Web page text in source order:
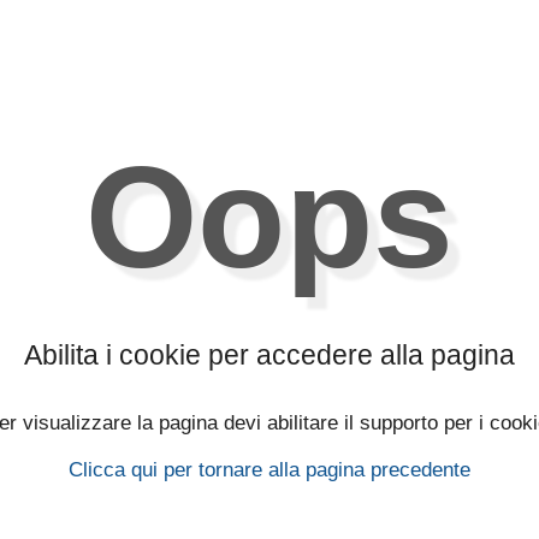
Oops
Abilita i cookie per accedere alla pagina
visualizzare la pagina devi abilitare il supporto per i
Clicca qui per tornare alla pagina precedente